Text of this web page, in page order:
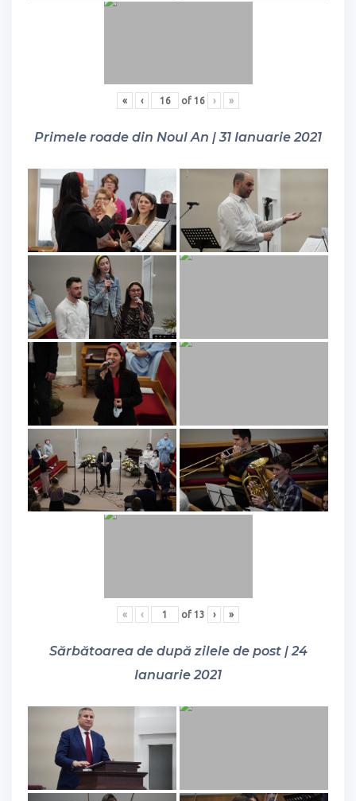
« ‹ of 16 › »
Primele roade din Noul An | 31 Ianuarie 2021
« ‹ of 13 › »
Sărbătoarea de după zilele de post | 24
Ianuarie 2021